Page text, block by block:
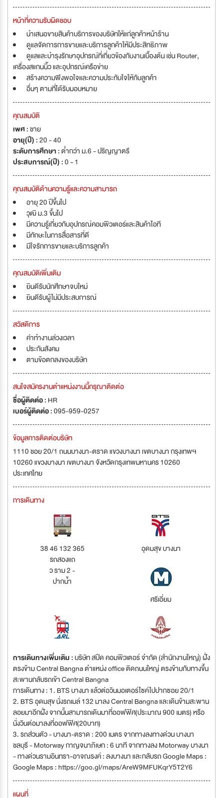
หน้าที่ความรับผิดชอบ
นำเสนอขายสินค้าบริการของบริษัทให้แก่ลูกค้าหน้าร้าน
ดูแลจัดการการขายและบริการลูกค้าให้มีประสิทธิภาพ
ดูแลและบำรุงรักษาอุปกรณ์ที่เกี่ยวข้องกับงานเบื้องต้น เช่น Router,
เครื่องสแกนนิ้ว และอุปกรณ์เครือข่าย
สร้างความพึงพอใจและความประทับใจให้กับลูกค้า
อื่นๆ ตามที่ได้รับมอบหมาย
คุณสมบัติ
เพศ :ชาย
อายุ(ปี) :20 - 40
ระดับการศึกษา :ต่ำกว่า ม.6 - ปริญญาตรี
ประสบการณ์(ปี) :0 - 1
คุณสมบัติด้านความรู้และความสามารถ
อายุ 20 ปีขึ้นไป
วุฒิ ม.3 ขึ้นไป
มีความรู้เกี่ยวกับอุปกรณ์คอมพิวเตอร์และสินค้าไอที
มีทักษะในการสื่อสารที่ดี
มีใจรักการขายและบริการลูกค้า
คุณสมบัติเพิ่มเติม
ยินดีรับนักศึกษาจบใหม่
ยินดีรับผู้ไม่มีประสบการณ์
สวัสดิการ
ค่าทำงานล่วงเวลา
ประกันสังคม
ตามข้อตกลงของบริษัท
สนใจสมัครงานตำแหน่งงานนี้กรุณาติดต่อ
ชื่อผู้ติดต่อ : HR
เบอร์ผู้ติดต่อ :095-959-0257
ข้อมูลการติดต่อบริษัท
1110 ชอย 20/1 ถนนบางนา-ตราด แขวงบางนา เขตบางนา กรุงเทพฯ
10260 แขวงบางนา เขตบางนา จังหวัดกรุงเทพมหานคร 10260
ประเทศไทย
การเดินทาง
38 46 132 365
รถสองแถ
ว ราม 2 -
ปากน้ำ
อุดมสุข บางนา
ศรีเอี่ยม
การเดินทางเพิ่มเติม :บริษัท สปีด คอมพิวเตอร์ จำกัด (สำนักงานใหญ่) ฝั่ง
ตรงข้าม Central Bangna ตำแหน่ง office ติดถนนใหญ่ ตรงข้ามกับทางขึ้น
สะพานกลับรถเข้า Central Bangna
การเดินทาง : 1. BTS บางนา แล้วต่อวินมอเตอร์ไซค์ไปปากซอย 20/1
2. BTS อุดมสุข นั่งรถเมล์ 132 มาลง Central Bangna และเดินข้ามสะพาน
ลอยมาอีกฝั่ง จากนั้นสามารถเดินมาที่ออฟฟิศ(ประมาณ 900 เมตร) หรือ
นั่งวินต่อมาลงที่ออฟฟิศ(20บาท)
3. รถส่วนตัว - บางนา-ตราด : 200 เมตร จากทางลงทางด่วน บางนา
ชลบุรี - Motorway กาญจนาภิเษก : 6 นาที จากทางลง Motorway บางนา
- ทางด่วนรามอินทรา-อาจณรงค์ : ลงบางนา และกลับรถ Google Maps :
Google Maps : https://goo.gl/maps/AreW9MFUKqrY5T2Y6
แผนที่